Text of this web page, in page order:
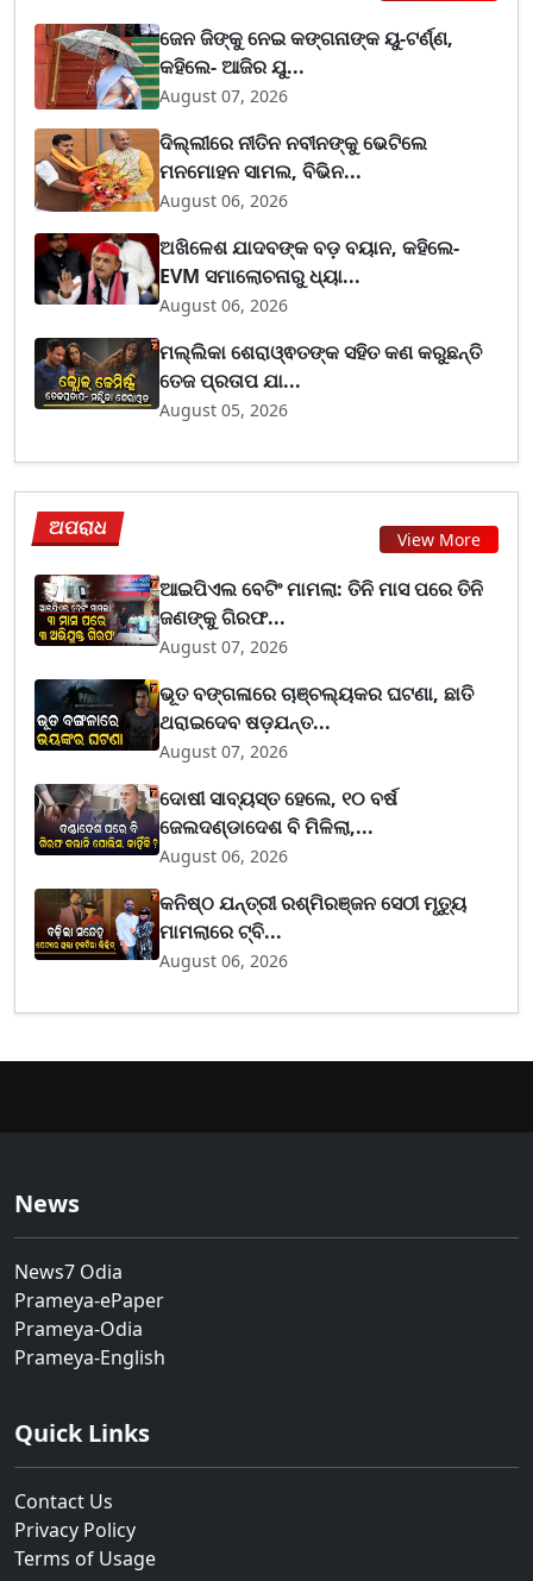
ଜେନ ଜିଙ୍କୁ ନେଇ କଙ୍ଗନାଙ୍କ ୟୁ-ଟର୍ଣ୍ଣ,
କହିଲେ- ଆଜିର ଯୁ...
August 07, 2026
ଦିଲ୍ଲୀରେ ନୀତିନ ନବୀନଙ୍କୁ ଭେଟିଲେ
ମନମୋହନ ସାମଲ, ବିଭିନ...
August 06, 2026
ଅଖିଳେଶ ଯାଦବଙ୍କ ବଡ଼ ବୟାନ, କହିଲେ-
EVM ସମାଲୋଚନାରୁ ଧ୍ୟା...
August 06, 2026
ମଲ୍ଲିକା ଶେରାଓ୍ଵତଙ୍କ ସହିତ କଣ କରୁଛନ୍ତି
ତେଜ ପ୍ରତାପ ଯା...
August 05, 2026
ଅପରାଧ View More
ଆଇପିଏଲ ବେଟିଂ ମାମଲା: ତିନି ମାସ ପରେ ତିନି
ଜଣଙ୍କୁ ଗିରଫ...
August 07, 2026
ଭୂତ ବଙ୍ଗଳାରେ ଚାଞ୍ଚଲ୍ୟକର ଘଟଣା, ଛାତି
ଥରାଇଦେବ ଷଡ଼ଯନ୍ତ...
August 07, 2026
ଦୋଷୀ ସାବ୍ୟସ୍ତ ହେଲେ, ୧୦ ବର୍ଷ
ଜେଲଦଣ୍ଡାଦେଶ ବି ମିଳିଲା,...
August 06, 2026
କନିଷ୍ଠ ଯନ୍ତ୍ରୀ ରଶ୍ମିରଞ୍ଜନ ସେଠୀ ମୃତ୍ୟୁ
ମାମଲାରେ ଟ୍ବି...
August 06, 2026
News
News7 Odia
Prameya-ePaper
Prameya-Odia
Prameya-English
Quick Links
Contact Us
Privacy Policy
Terms of Usage